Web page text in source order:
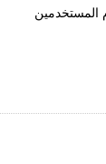
المستخدمين